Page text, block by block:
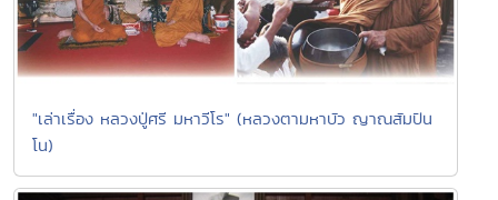
"เล่าเรื่อง หลวงปู่ศรี มหาวีโร" (หลวงตามหาบัว ญาณสัมปัน
โน)